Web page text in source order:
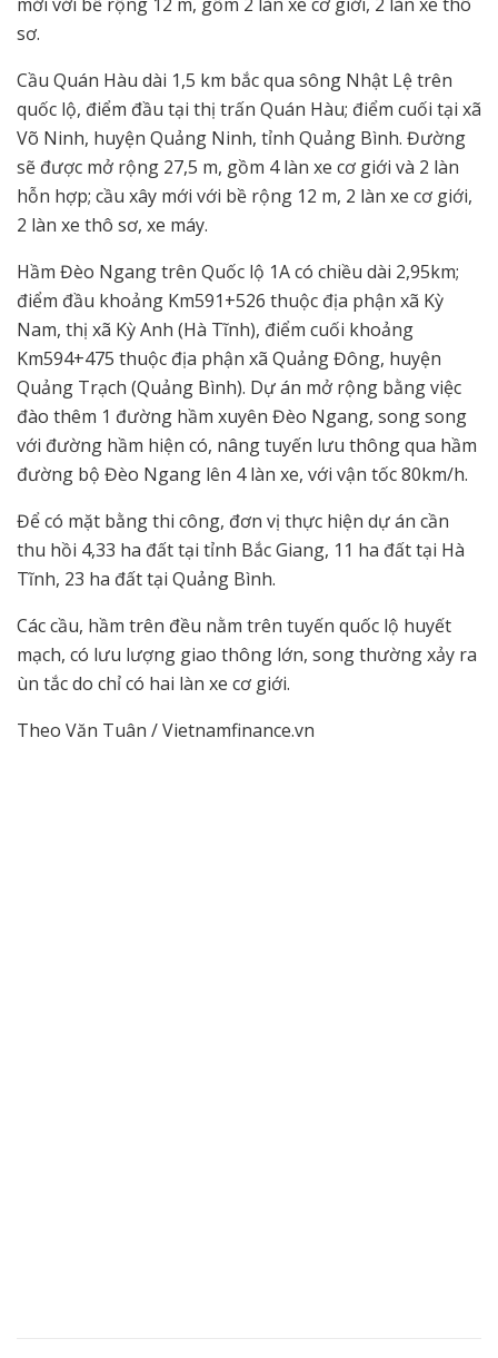
sơ.
Cầu Quán Hàu dài 1,5 km bắc qua sông Nhật Lệ trên
quốc lộ, điểm đầu tại thị trấn Quán Hàu; điểm cuối tại xã
Võ Ninh, huyện Quảng Ninh, tỉnh Quảng Bình. Đường
sẽ được mở rộng 27,5 m, gồm 4 làn xe cơ giới và 2 làn
hỗn hợp; cầu xây mới với bề rộng 12 m, 2 làn xe cơ giới,
2 làn xe thô sơ, xe máy.
Hầm Đèo Ngang trên Quốc lộ 1A có chiều dài 2,95km;
điểm đầu khoảng Km591+526 thuộc địa phận xã Kỳ
Nam, thị xã Kỳ Anh (Hà Tĩnh), điểm cuối khoảng
Km594+475 thuộc địa phận xã Quảng Đông, huyện
Quảng Trạch (Quảng Bình). Dự án mở rộng bằng việc
đào thêm 1 đường hầm xuyên Đèo Ngang, song song
với đường hầm hiện có, nâng tuyến lưu thông qua hầm
đường bộ Đèo Ngang lên 4 làn xe, với vận tốc 80km/h.
Để có mặt bằng thi công, đơn vị thực hiện dự án cần
thu hồi 4,33 ha đất tại tỉnh Bắc Giang, 11 ha đất tại Hà
Tĩnh, 23 ha đất tại Quảng Bình.
Các cầu, hầm trên đều nằm trên tuyến quốc lộ huyết
mạch, có lưu lượng giao thông lớn, song thường xảy ra
ùn tắc do chỉ có hai làn xe cơ giới.
Theo Văn Tuân / Vietnamfinance.vn